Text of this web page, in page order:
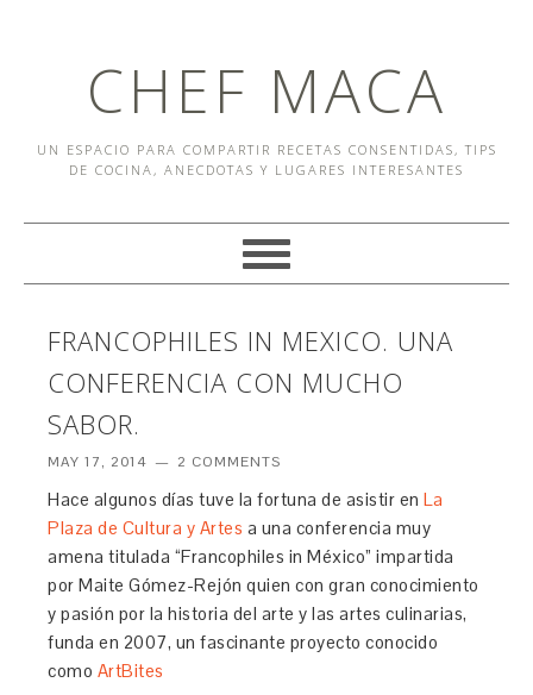
CHEF MACA
UN ESPACIO PARA COMPARTIR RECETAS CONSENTIDAS, TIPS
DE COCINA, ANECDOTAS Y LUGARES INTERESANTES
FRANCOPHILES IN MEXICO. UNA
CONFERENCIA CON MUCHO
SABOR.
MAY 17, 2014 2 COMMENTS
Hace algunos días tuve la fortuna de asistir enLa
Plaza de Cultura y Artes a una conferencia muy
amena titulada “Francophiles in México” impartida
por Maite Gómez-Rejón quien con gran conocimiento
y pasión por la historia del arte y las artes culinarias,
funda en 2007, un fascinante proyecto conocido
como ArtBites